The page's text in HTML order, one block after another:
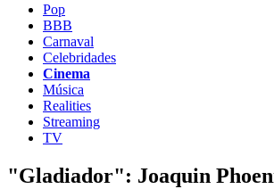
Pop
BBB
Carnaval
Celebridades
Cinema
Música
Realities
Streaming
TV
"Gladiador": Joaquin